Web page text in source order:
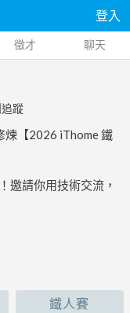
登入
徵才 聊天
蹤
煉【2026 iThome 鐵
邀請你用技術交流，
鐵人賽